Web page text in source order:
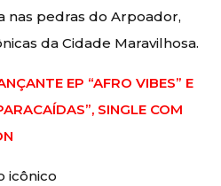
nas pedras do Arpoador,
da Cidade Maravilhosa.
EP “AFRO VIBES” E
SINGLE COM
icônico